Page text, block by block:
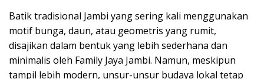
Batik tradisional Jambi yang sering kali menggunakan
motif bunga, daun, atau geometris yang rumit,
disajikan dalam bentuk yang lebih sederhana dan
minimalis oleh Family Jaya Jambi. Namun, meskipun
tampil lebih modern, unsur-unsur budaya lokal tetap